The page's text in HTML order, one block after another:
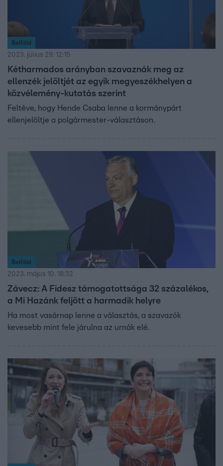
Belföld
2023. július 29. 12:15
Kétharmados arányban szavaznák meg az
ellenzék jelöltjét az egyik megyeszékhelyen a
közvélemény-kutatás szerint
Feltéve, hogy Hende Csaba lenne a kormánypárt
ellenjelöltje a polgármester-választáson.
Belföld
2023. május 10. 18:32
Závecz: A Fidesz támogatottsága 32 százalékos,
a Mi Hazánk feljött a harmadik helyre
Ha most vasárnap lenne a választás, a szavazók
kevesebb mint fele járulna az urnák elé.